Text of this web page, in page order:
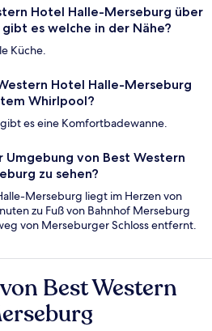
Hotel Halle-Merseburg über
es welche in der Nähe?
Küche.
Hotel Halle-Merseburg
Whirlpool?
es eine Komfortbadewanne.
Umgebung von Best Western
zu sehen?
Merseburg liegt im Herzen von
zu Fuß von Bahnhof Merseburg
von Merseburger Schloss entfernt.
Best Western